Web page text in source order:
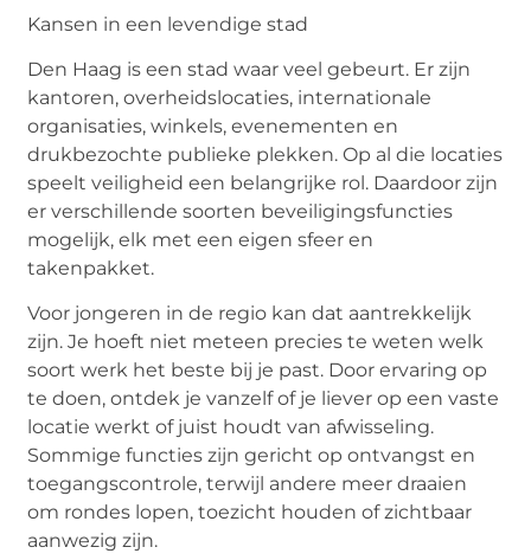
Kansen in een levendige stad
Den Haag is een stad waar veel gebeurt. Er zijn
kantoren, overheidslocaties, internationale
organisaties, winkels, evenementen en
drukbezochte publieke plekken. Op al die locaties
speelt veiligheid een belangrijke rol. Daardoor zijn
er verschillende soorten beveiligingsfuncties
mogelijk, elk met een eigen sfeer en
takenpakket.
Voor jongeren in de regio kan dat aantrekkelijk
zijn. Je hoeft niet meteen precies te weten welk
soort werk het beste bij je past. Door ervaring op
te doen, ontdek je vanzelf of je liever op een vaste
locatie werkt of juist houdt van afwisseling.
Sommige functies zijn gericht op ontvangst en
toegangscontrole, terwijl andere meer draaien
om rondes lopen, toezicht houden of zichtbaar
aanwezig zijn.